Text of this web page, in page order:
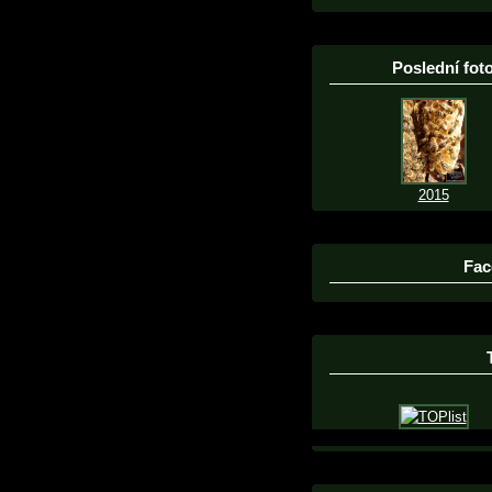
Poslední
2015